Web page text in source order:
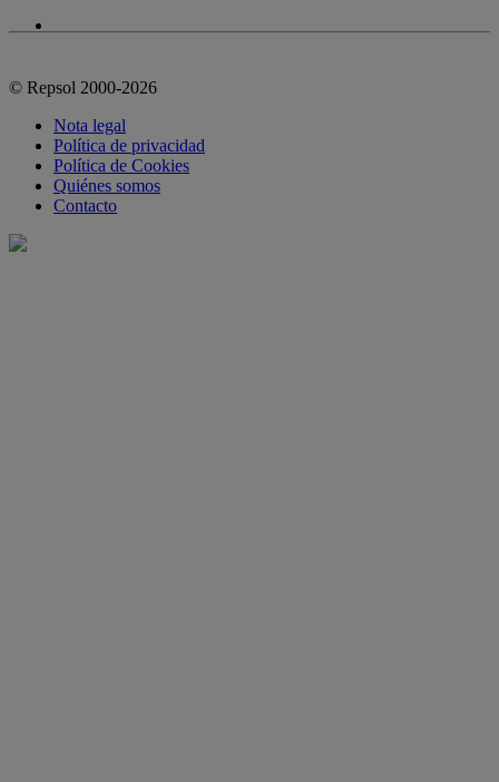
© Repsol 2000-2026
Nota legal
Política de privacidad
Política de Cookies
Quiénes somos
Contacto